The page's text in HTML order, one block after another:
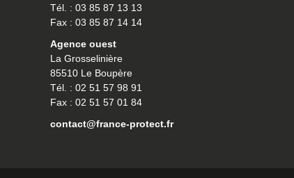
Tél. : 03 85 87 13 13
Fax : 03 85 87 14 14
Agence ouest
La Grosselinière
85510 Le Boupère
Tél. : 02 51 57 98 91
Fax : 02 51 57 01 84
contact@france-protect.fr